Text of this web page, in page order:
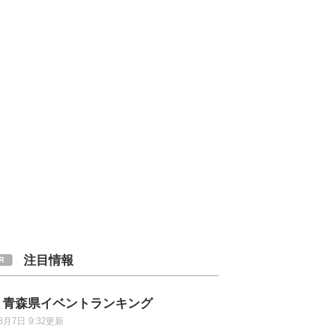
注目情報
青森県イベントランキング
月7日 9:32更新